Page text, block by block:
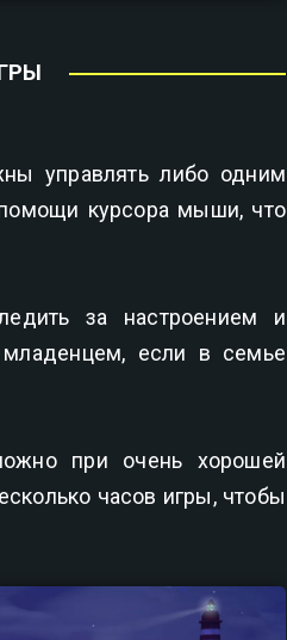
управлять либо одним
курсора мыши, что
за настроением и
младенцем, если в семье
при очень хорошей
часов игры, чтобы